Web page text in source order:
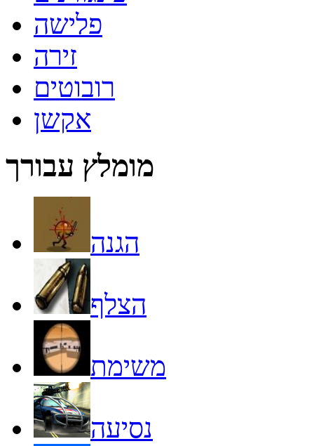
פלישה
זירה
רובוטים
אקשן
מומלץ עבורך
הגנה
הצלף
משימת
נסיעה